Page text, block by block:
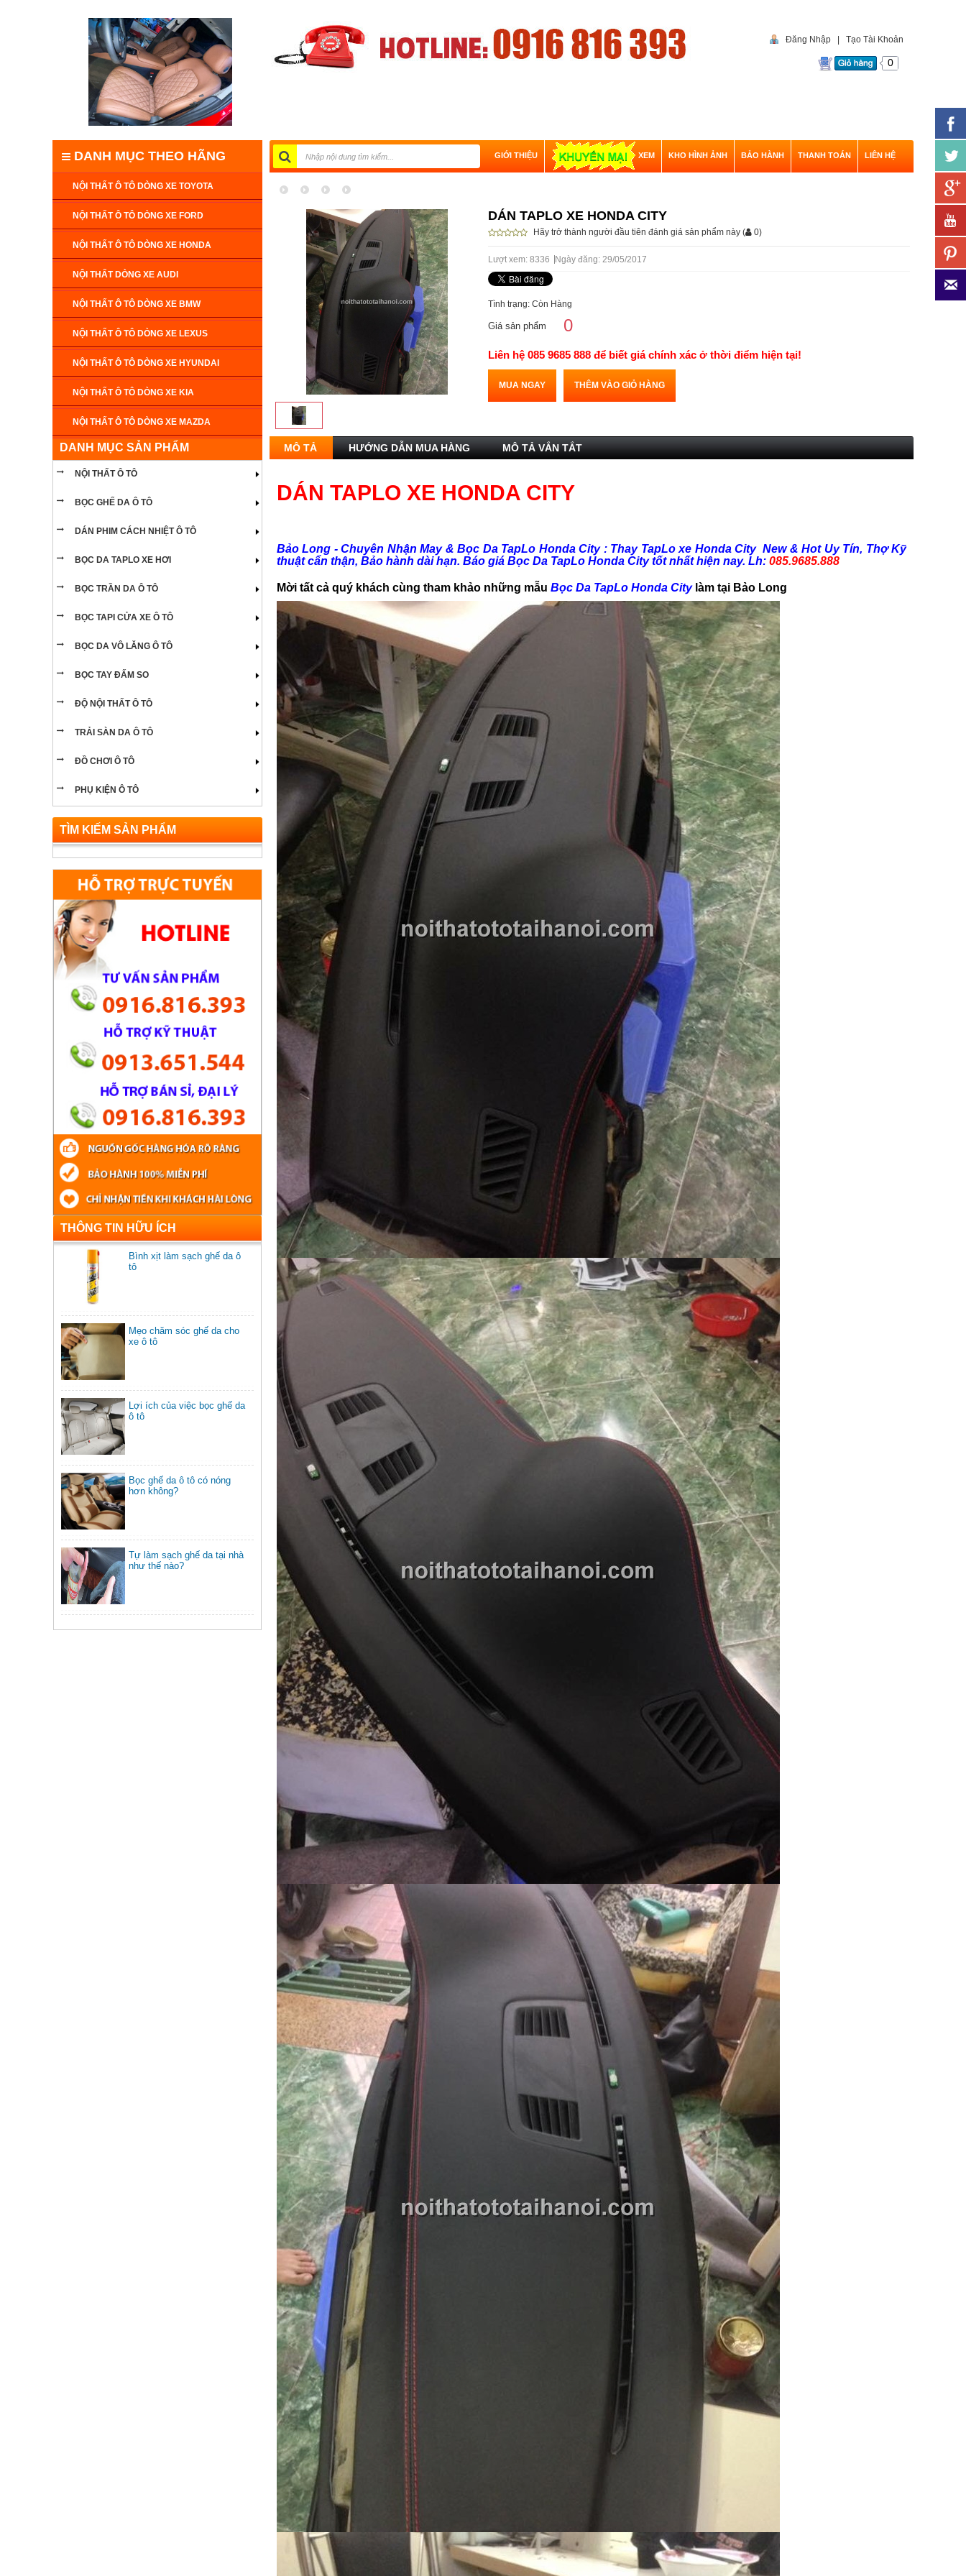
Đăng Nhập Tạo Tài Khoản
0
DANH MỤC THEO HÃNG
NỘI THẤT Ô TÔ DÒNG XE TOYOTA
NỘI THẤT Ô TÔ DÒNG XE FORD
NỘI THẤT Ô TÔ DÒNG XE HONDA
NỘI THẤT DÒNG XE AUDI
NỘI THẤT Ô TÔ DÒNG XE BMW
NỘI THẤT Ô TÔ DÒNG XE LEXUS
NỘI THẤT Ô TÔ DÒNG XE HYUNDAI
NỘI THẤT Ô TÔ DÒNG XE KIA
NỘI THẤT Ô TÔ DÒNG XE MAZDA
NỘI THẤT Ô TÔ DÒNG XE CADILLAC
NỘI THẤT Ô TÔ DÒNG XE MERCEDES
NỘI THẤT Ô TÔ DÒNG XE NISSAN
NỘI THẤT Ô TÔ DÒNG XE SUZUKI
NỘI THẤT Ô TÔ DÒNG XE ISUZU
NỘI THẤT Ô TÔ DÒNG XE SSANGYONG
DANH MỤC SẢN PHẨM
NỘI THẤT Ô TÔ
BỌC GHẾ DA Ô TÔ
DÁN PHIM CÁCH NHIỆT Ô TÔ
BỌC DA TAPLO XE HƠI
BỌC TRẦN DA Ô TÔ
BỌC TAPI CỬA XE Ô TÔ
BỌC DA VÔ LĂNG Ô TÔ
BỌC TAY ĐẤM SO
ĐỘ NỘI THẤT Ô TÔ
TRẢI SÀN DA Ô TÔ
ĐỒ CHƠI Ô TÔ
PHỤ KIỆN Ô TÔ
TÌM KIẾM SẢN PHẨM
THÔNG TIN HỮU ÍCH
Bình xịt làm sạch ghế da ô
tô
Mẹo chăm sóc ghế da cho
xe ô tô
Lợi ích của việc bọc ghế da
ô tô
Bọc ghế da ô tô có nóng
hơn không?
Tự làm sạch ghế da tại nhà
như thế nào?
GIỚI THIỆU XEM KHO HÌNH ẢNH BẢO HÀNH THANH TOÁN LIÊN HỆ
DÁN TAPLO XE HONDA CITY
Hãy trở thành người đầu tiên đánh giá sản phẩm này ( 0)
Lượt xem: 8336 Ngày đăng: 29/05/2017
Tình trạng: Còn Hàng
Giá sản phẩm 0
Liên hệ 085 9685 888 để biết giá chính xác ở thời điểm hiện tại!
MUA NGAY THÊM VÀO GIỎ HÀNG
MÔ TẢ HƯỚNG DẪN MUA HÀNG MÔ TẢ VẮN TẮT
DÁN TAPLO XE HONDA CITY
Bảo Long - Chuyên Nhận May & Bọc Da TapLo Honda City : Thay TapLo xe Honda City New & Hot Uy Tín, Thợ Kỹ
thuật cẩn thận, Bảo hành dài hạn. Báo giá Bọc Da TapLo Honda City tốt nhất hiện nay. Lh: 085.9685.888
​Mời tất cả quý khách cùng tham khảo những mẫu Bọc Da TapLo Honda City làm tại Bảo Long